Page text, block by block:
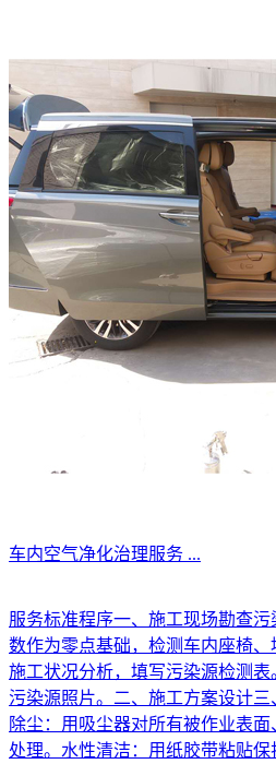
车内空气净化治理服务 ...
服务标准程序一、施工现场勘查
数作为零点基础，检测车内座椅、
施工状况分析，填写污染源检测
污染源照片。二、施工方案设计
除尘：用吸尘器对所有被作业表
处理。水性清洁：用纸胶带粘贴